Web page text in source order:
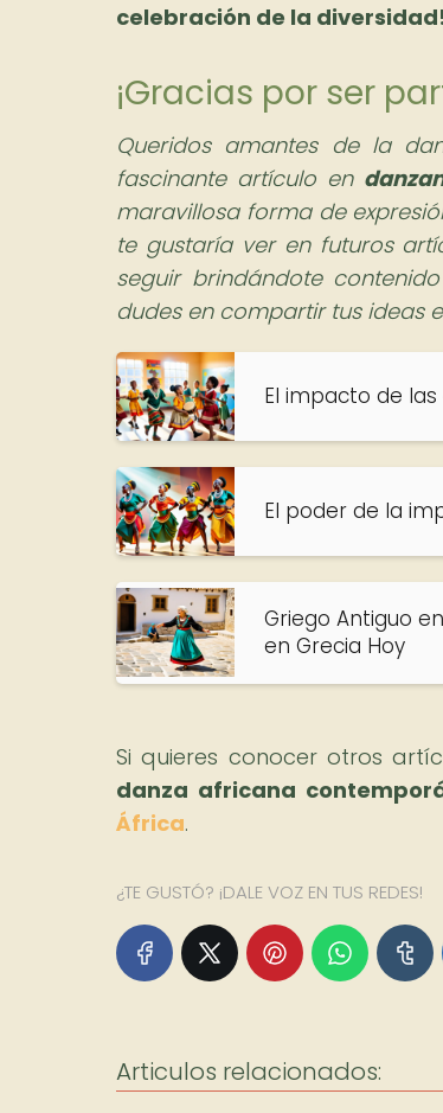
celebración de la diversidad!
¡Gracias por ser
Queridos amantes de la
fascinante artículo en
maravillosa forma de
te gustaría ver en futuros
seguir brindándote
dudes en compartir tus ideas
El impacto de
El poder de la
Griego Antiguo
en Grecia Hoy
Si quieres conocer otros
danza africana
África.
¿TE GUSTÓ? ¡DALE VOZ EN TUS REDES!
Articulos relacionados: